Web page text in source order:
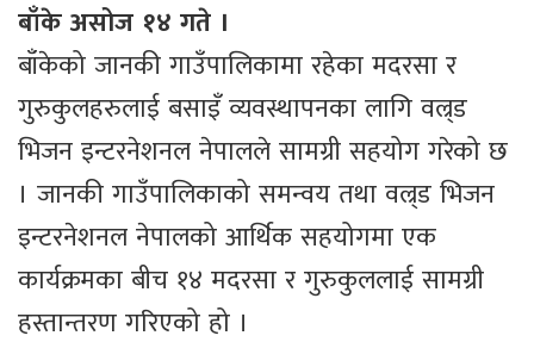
बाँके असोज १४ गते ।
बाँकेको जानकी गाउँपालिकामा रहेका मदरसा र
गुरुकुलहरुलाई बसाइँ व्यवस्थापनका लागि वल्र्ड
भिजन इन्टरनेशनल नेपालले सामग्री सहयोग गरेको छ
। जानकी गाउँपालिकाको समन्वय तथा वल्र्ड भिजन
इन्टरनेशनल नेपालको आर्थिक सहयोगमा एक
कार्यक्रमका बीच १४ मदरसा र गुरुकुललाई सामग्री
हस्तान्तरण गरिएको हो ।